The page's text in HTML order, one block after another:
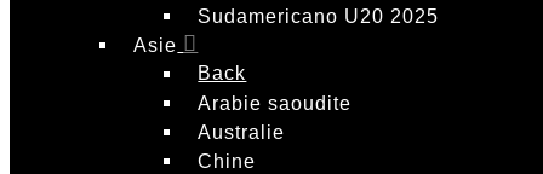
Sudamericano U20 2025
Asie
Back
Arabie saoudite
Australie
Chine